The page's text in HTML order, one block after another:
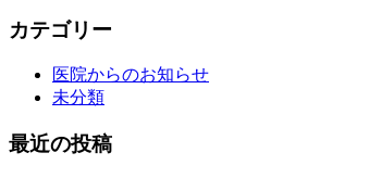
カテゴリー
医院からのお知らせ
未分類
最近の投稿